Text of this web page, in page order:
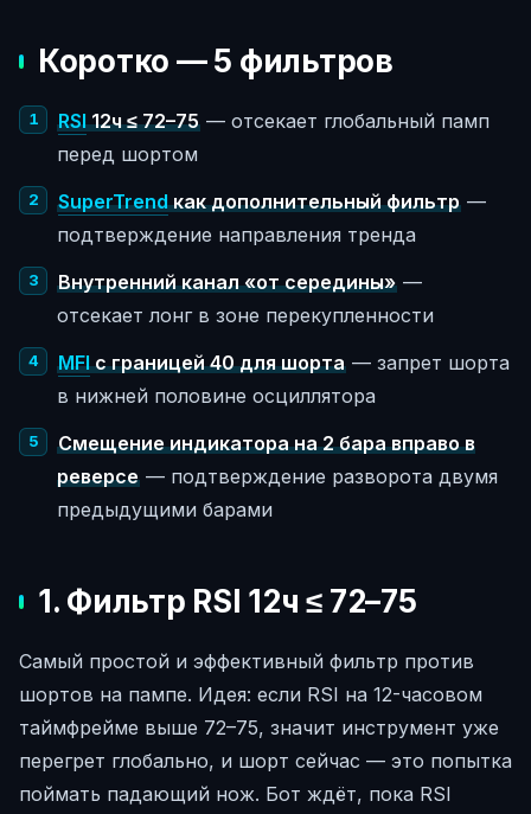
Коротко — 5 фильтров
RSI12ч ≤ 72–75— отсекает глобальный памп
перед шортом
SuperTrendкак дополнительный фильтр—
подтверждение направления тренда
Внутренний канал «от середины»—
отсекает лонг в зоне перекупленности
MFIс границей 40 для шорта— запрет шорта
в нижней половине осциллятора
Смещение индикатора на 2 бара вправо в
реверсе— подтверждение разворота двумя
предыдущими барами
1. Фильтр RSI 12ч ≤ 72–75
Самый простой и эффективный фильтр против
шортов на пампе. Идея: если RSI на 12-часовом
таймфрейме выше 72–75, значит инструмент уже
перегрет глобально, и шорт сейчас — это попытка
поймать падающий нож. Бот ждёт, пока RSI